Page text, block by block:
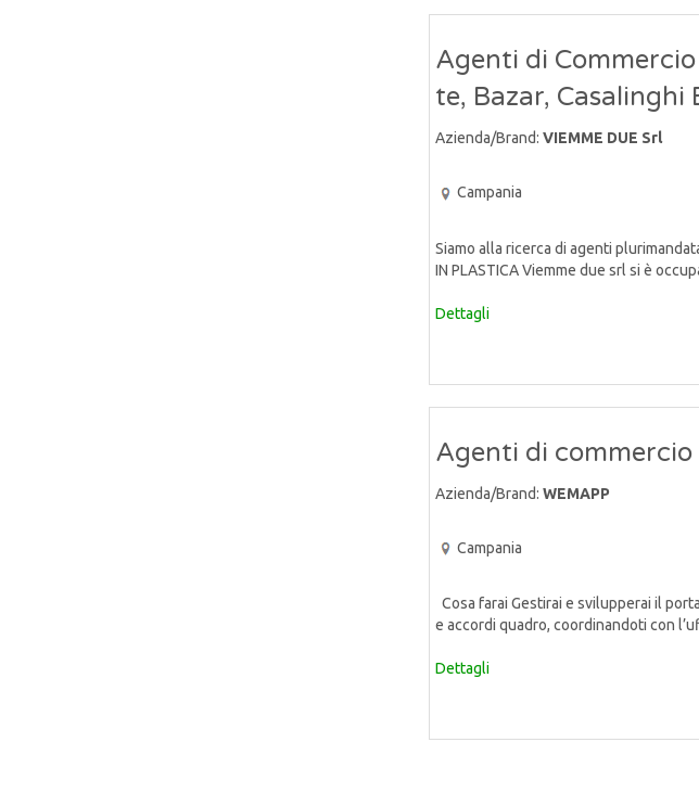
Agenti di
te, Bazar, Casalinghi
Azienda/Brand: VIEMME DUE Srl
Campania
Siamo alla ricerca di agenti
IN PLASTICA Viemme due srl si è
Dettagli
Agenti di
Azienda/Brand: WEMAPP
Campania
Cosa farai Gestirai e svilupperai il
e accordi quadro, coordinandoti con
Dettagli